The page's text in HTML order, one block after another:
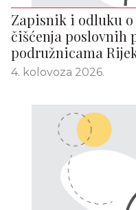
Zapisnik i odluku
čišćenja poslovnih
podružnicama
4. kolovoza 2026.